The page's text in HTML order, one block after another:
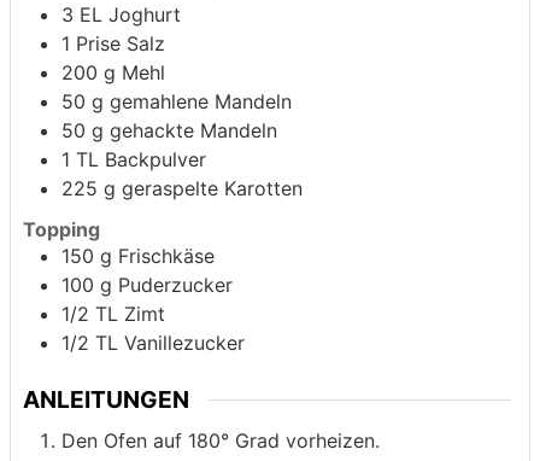
3 EL Joghurt
1 Prise Salz
200 g Mehl
50 g gemahlene Mandeln
50 g gehackte Mandeln
1 TL Backpulver
225 g geraspelte Karotten
Topping
150 g Frischkäse
100 g Puderzucker
1/2 TL Zimt
1/2 TL Vanillezucker
ANLEITUNGEN
Den Ofen auf 180° Grad vorheizen.